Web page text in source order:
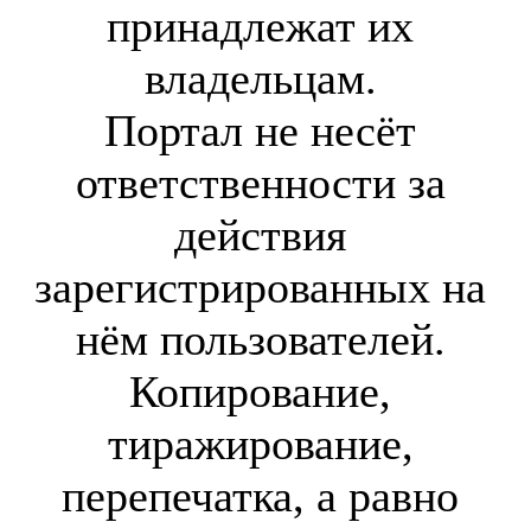
принадлежат их
владельцам.
Портал не несёт
ответственности за
действия
зарегистрированных на
нём пользователей.
Копирование,
тиражирование,
перепечатка, а равно